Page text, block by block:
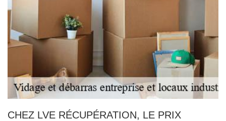
CHEZ LVE RÉCUPÉRATION, LE PRIX